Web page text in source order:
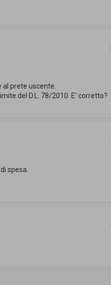
prete uscente.
del D.L. 78/2010. E' corretto?
spesa.